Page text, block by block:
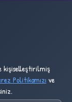
kişiselleştirilmiş
Politikamızı ve